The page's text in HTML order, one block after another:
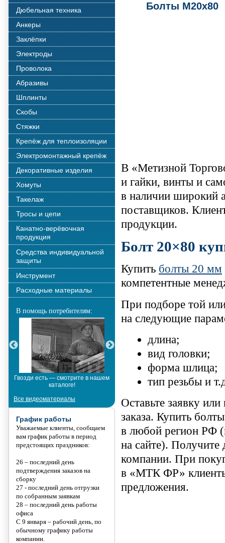
Дюбельная техника
Анкеры
Заклёпки
Электроды
Проволока
Абразивы
Шплинты
Скобы
Стяжки
Крепёж для теплоизоляции
Электромонтажный крепёж
Декоративные изделия
Хомуты
Такелаж
Тросы и цепи
Канатно-верёвочная
продукция
Средства индивидуальной
защиты
Инструмент
Расходные материалы
В помощь потребителям:
Гвозди есть — смотрите в нашем
каталоге!
Металлополимерные тросы
Танис
Все видеоматериалы
График работы
Уважаемые клиенты, сообщаем
вам график работы в период
предстоящих праздников:
26 – последний день
подтверждения заказов на
сборку
27 - последний день отгрузки
по собранным заявкам
28 – последний день работы
офиса
С 9 января – рабочий день, по
обычному графику работы
компании.
Болты М20х80
В «Метизной
и гайки, винты и
в наличии широкий
поставщиков.
продукции.
Болт 20×80
Купить болты 20 мм
компетентные
При подборе той
на следующие
длина;
вид головки;
форма шлица;
тип резьбы и
Оставьте заявку
заказа. Купить
в любой регион РФ
на сайте). Получите
компании. При
в «МТК ФР» клиенты
предложения.